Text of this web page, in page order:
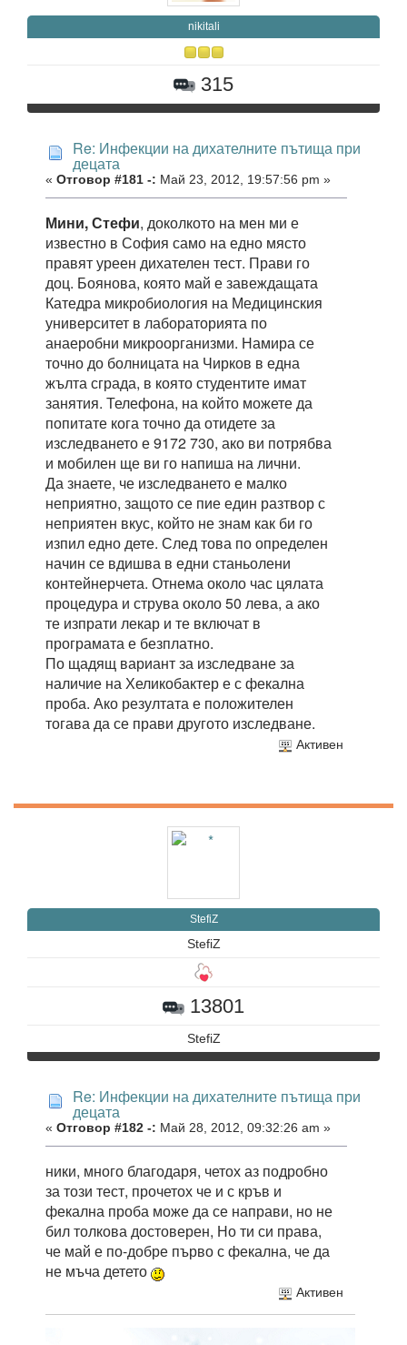
nikitali
315
Re: Инфекции на дихателните пътища при
децата
« Отговор #181 -: Май 23, 2012, 19:57:56 pm »
Мини, Стефи, доколкото на мен ми е
известно в София само на едно място
правят уреен дихателен тест. Прави го
доц. Боянова, която май е завеждащата
Катедра микробиология на Медицинския
университет в лабораторията по
анаеробни микроорганизми. Намира се
точно до болницата на Чирков в една
жълта сграда, в която студентите имат
занятия. Телефона, на който можете да
попитате кога точно да отидете за
изследването е 9172 730, ако ви потрябва
и мобилен ще ви го напиша на лични.
Да знаете, че изследването е малко
неприятно, защото се пие един разтвор с
неприятен вкус, който не знам как би го
изпил едно дете. След това по определен
начин се вдишва в едни станьолени
контейнерчета. Отнема около час цялата
процедура и струва около 50 лева, а ако
те изпрати лекар и те включат в
програмата е безплатно.
По щадящ вариант за изследване за
наличие на Хеликобактер е с фекална
проба. Ако резултата е положителен
тогава да се прави другото изследване.
Активен
StefiZ
StefiZ
13801
StefiZ
Re: Инфекции на дихателните пътища при
децата
« Отговор #182 -: Май 28, 2012, 09:32:26 am »
ники, много благодаря, четох аз подробно
за този тест, прочетох че и с кръв и
фекална проба може да се направи, но не
бил толкова достоверен, Но ти си права,
че май е по-добре първо с фекална, че да
не мъча детето
Активен